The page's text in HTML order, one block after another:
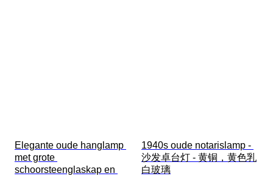
Elegante oude hanglamp
met grote
schoorsteenglaskap en
1940s oude notarislamp -
沙发卓台灯 - 黄铜，黄色乳
白玻璃